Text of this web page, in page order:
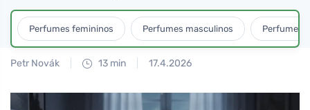
Perfumes femininos Perfumes masculinos Perfumes
Petr Novák 13 min 17.4.2026